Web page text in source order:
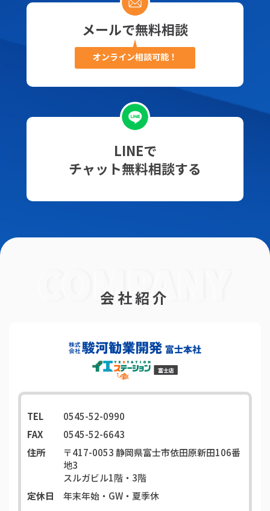
メールで無料相談
オンライン相談可能！
LINEで
チャット無料相談する
会社紹介
TEL
0545-52-0990
FAX
0545-52-6643
住所
〒417-0053静岡県富士市依田原新田106番
地3
スルガビル1階・3階
定休日
年末年始・GW・夏季休